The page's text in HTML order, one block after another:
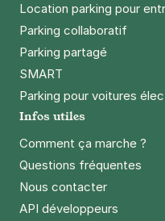
Location parking pour
Parking collaboratif
Parking partagé
SMART
Parking pour voitures
Infos utiles
Comment ça marche ?
Questions fréquentes
Nous contacter
API développeurs